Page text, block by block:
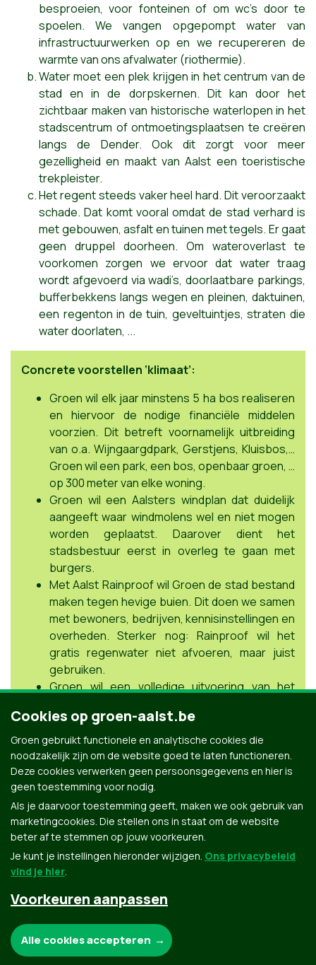
besproeien, voor fonteinen of om wc’s door te
spoelen. We vangen opgepompt water van
infrastructuurwerken op en we recupereren de
warmte van ons afvalwater (riothermie).
Water moet een plek krijgen in het centrum van de
stad en in de dorpskernen. Dit kan door het
zichtbaar maken van historische waterlopen in het
stadscentrum of ontmoetingsplaatsen te creëren
langs de Dender. Ook dit zorgt voor meer
gezelligheid en maakt van Aalst een toeristische
trekpleister.
Het regent steeds vaker heel hard. Dit veroorzaakt
schade. Dat komt vooral omdat de stad verhard is
met gebouwen, asfalt en tuinen met tegels. Er gaat
geen druppel doorheen. Om wateroverlast te
voorkomen zorgen we ervoor dat water traag
wordt afgevoerd via wadi’s, doorlaatbare parkings,
bufferbekkens langs wegen en pleinen, daktuinen,
een regenton in de tuin, geveltuintjes, straten die
water doorlaten, ...
Concrete voorstellen ‘klimaat’:
Groen wil elk jaar minstens 5 ha bos realiseren
en hiervoor de nodige financiële middelen
voorzien. Dit betreft voornamelijk uitbreiding
van o.a. Wijngaargdpark, Gerstjens, Kluisbos,…
Groen wil een park, een bos, openbaar groen, …
op 300 meter van elke woning.
Groen wil een Aalsters windplan dat duidelijk
aangeeft waar windmolens wel en niet mogen
worden geplaatst. Daarover dient het
stadsbestuur eerst in overleg te gaan met
burgers.
Met Aalst Rainproof wil Groen de stad bestand
maken tegen hevige buien. Dit doen we samen
met bewoners, bedrijven, kennisinstellingen en
overheden. Sterker nog: Rainproof wil het
gratis regenwater niet afvoeren, maar juist
gebruiken.
Groen wil een volledige uitvoering van het
Momenteel wordt zelfs maar een fractie
uitgevoerd van het plan dat nu – na afroming
binnen de gemeenteraad en het college van
burgemeester en schepenen – op tafel ligt.
Groen.be
Contact Privacybeleid
Cookies op groen-aalst.be
Groen gebruikt functionele en analytische cookies die
noodzakelijk zijn om de website goed te laten functioneren.
Deze cookies verwerken geen persoonsgegevens en hier is
geen toestemming voor nodig.
Als je daarvoor toestemming geeft, maken we ook gebruik van
marketingcookies. Die stellen ons in staat om de website
beter af te stemmen op jouw voorkeuren.
Je kunt je instellingen hieronder wijzigen. Ons privacybeleid
vind je hier.
Voorkeuren aanpassen
Alle cookies accepteren